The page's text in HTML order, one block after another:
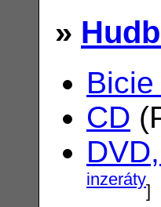
»
CD
inzeráty]